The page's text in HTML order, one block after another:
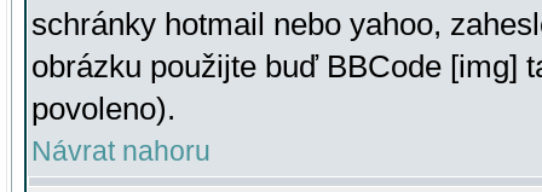
schránky hotmail nebo yahoo,
obrázku použijte buď BBCode [img]
povoleno).
Návrat nahoru